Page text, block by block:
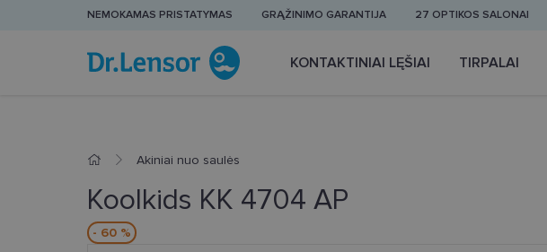
NEMOKAMAS PRISTATYMAS GRĄŽINIMO GARANTIJA 27 OPTIKOS SALONAI
KONTAKTINIAI LĘŠIAI TIRPALAI
Akiniai nuo saulės
Koolkids KK 4704 AP
- 60 %